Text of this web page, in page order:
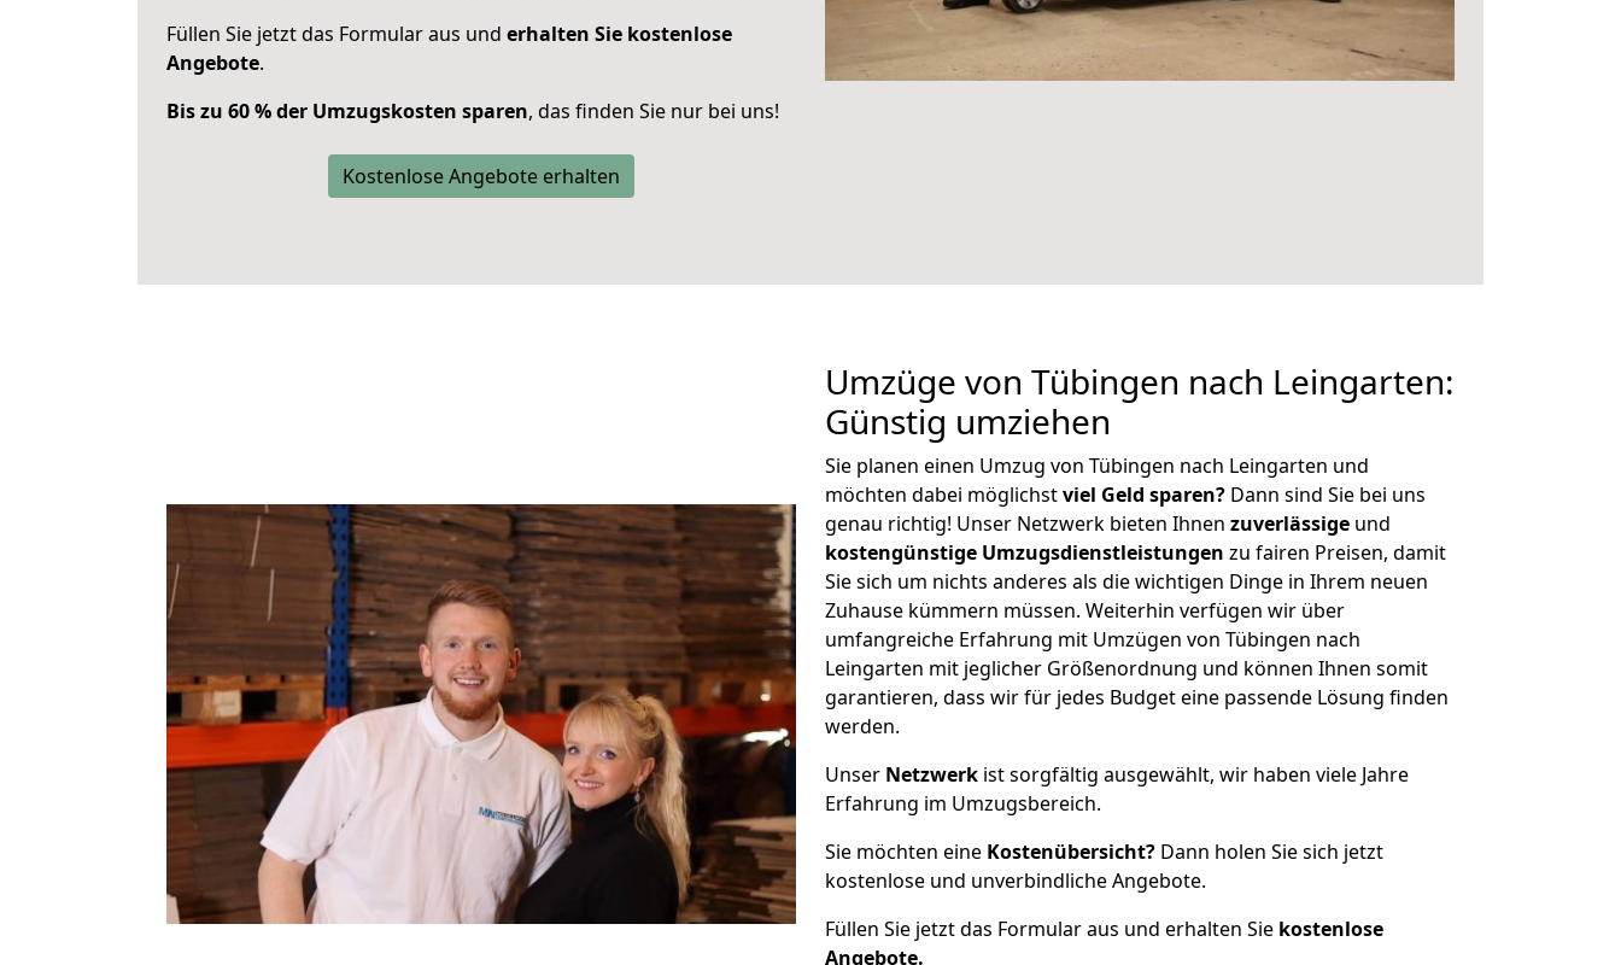
Füllen Sie jetzt das Formular aus und erhalten Sie kostenlose
Angebote.
Bis zu 60 % der Umzugskosten sparen, das finden Sie nur bei uns!
Kostenlose Angebote erhalten
Umzüge von Tübingen nach Leingarten:
Günstig umziehen
Sie planen einen Umzug von Tübingen nach Leingarten und
möchten dabei möglichstviel Geld sparen? Dann sind Sie bei uns
genau richtig! Unser Netzwerk bieten Ihnen zuverlässige und
kostengünstige Umzugsdienstleistungen zu fairen Preisen, damit
Sie sich um nichts anderes als die wichtigen Dinge in Ihrem neuen
Zuhause kümmern müssen. Weiterhin verfügen wir über
umfangreiche Erfahrung mit Umzügen von Tübingen nach
Leingarten mit jeglicher Größenordnung und können Ihnen somit
garantieren, dass wir für jedes Budget eine passende Lösung finden
werden.
Unser Netzwerk ist sorgfältig ausgewählt, wir haben viele Jahre
Erfahrung im Umzugsbereich.
Sie möchten eine Kostenübersicht? Dann holen Sie sich jetzt
kostenlose und unverbindliche Angebote.
Füllen Sie jetzt das Formular aus und erhalten Sie kostenlose
Angebote.